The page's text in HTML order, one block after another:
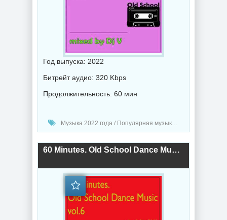
Год выпуска: 2022
Битрейт аудио: 320 Kbps
Продолжительность: 60 мин
Музыка 2022 года / Популярная музыка / Транс музыка
60 Minutes. Old School Dance Music vol.6 (2022) торрент